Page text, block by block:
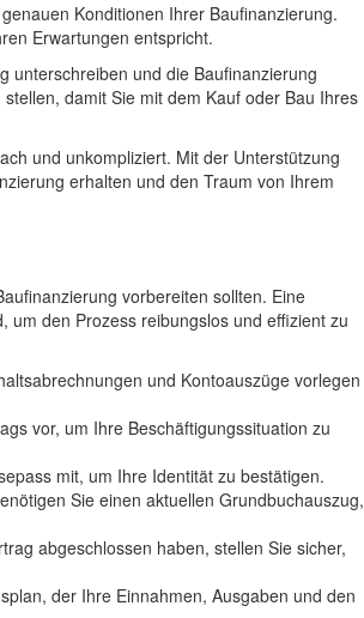
Konditionen Ihrer Baufinanzierung.
Erwartungen entspricht.
unterschreiben und die Baufinanzierung
damit Sie mit dem Kauf oder Bau Ihres
und unkompliziert. Mit der Unterstützung
erhalten und den Traum von Ihrem
vorbereiten sollten. Eine
um den Prozess reibungslos und effizient zu
und Kontoauszüge vorlegen
vor, um Ihre Beschäftigungssituation zu
mit, um Ihre Identität zu bestätigen.
Sie einen aktuellen Grundbuchauszug,
abgeschlossen haben, stellen Sie sicher,
der Ihre Einnahmen, Ausgaben und den